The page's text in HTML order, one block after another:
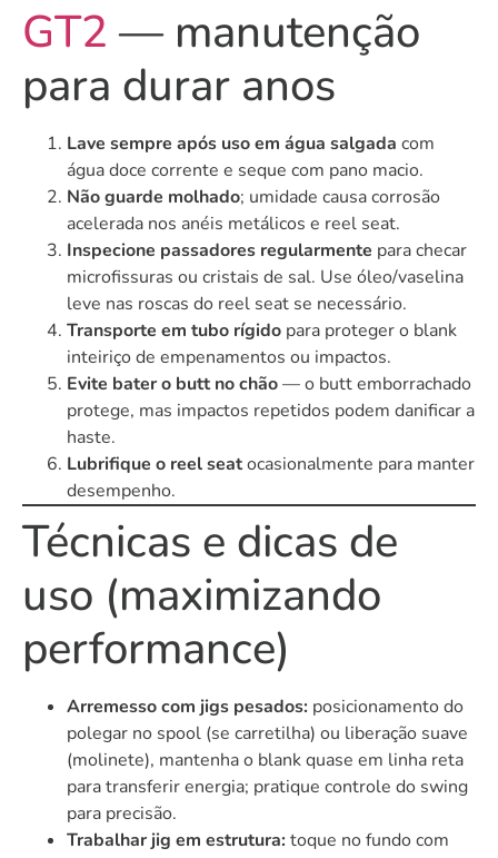
GT2 — manutenção
para durar anos
Lave sempre após uso em água salgada com
água doce corrente e seque com pano macio.
Não guarde molhado; umidade causa corrosão
acelerada nos anéis metálicos e reel seat.
Inspecione passadores regularmente para checar
microfissuras ou cristais de sal. Use óleo/vaselina
leve nas roscas do reel seat se necessário.
Transporte em tubo rígido para proteger o blank
inteiriço de empenamentos ou impactos.
Evite bater o butt no chão— o butt emborrachado
protege, mas impactos repetidos podem danificar a
haste.
Lubrifique o reel seatocasionalmente para manter
desempenho.
Técnicas e dicas de
uso (maximizando
performance)
Arremesso com jigs pesados: posicionamento do
polegar no spool (se carretilha) ou liberação suave
(molinete), mantenha o blank quase em linha reta
para transferir energia; pratique controle do swing
para precisão.
Trabalhar jig em estrutura:toque no fundo com